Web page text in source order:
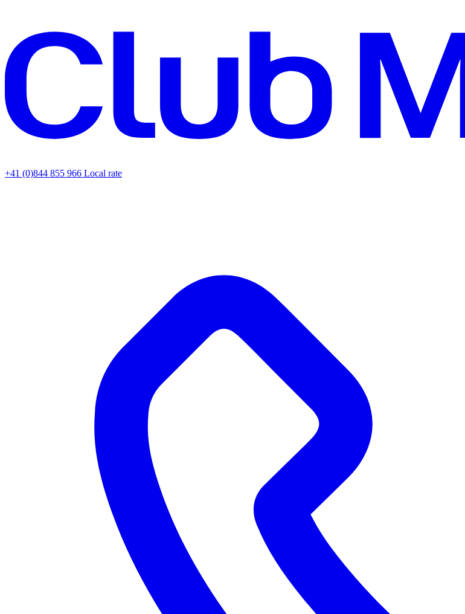
+41 (0)844 855 966 Local rate